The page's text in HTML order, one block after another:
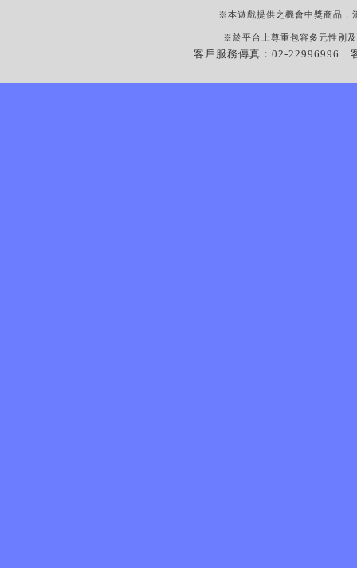
※本遊戲提供之機會中獎商品，
※於平台上尊重包容多元性別
客戶服務傳真：02-22996996